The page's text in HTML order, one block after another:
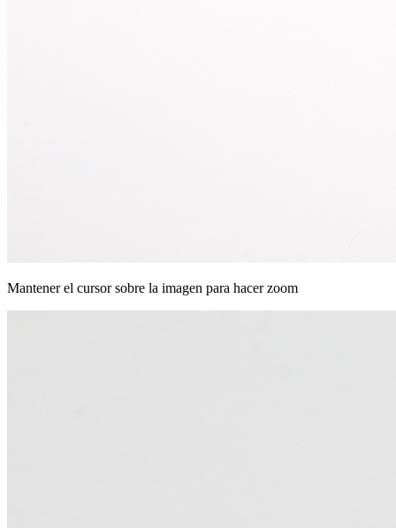
Mantener el cursor sobre la imagen para hacer zoom